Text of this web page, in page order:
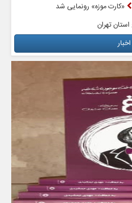
«کارت موزه» رونمایی شد